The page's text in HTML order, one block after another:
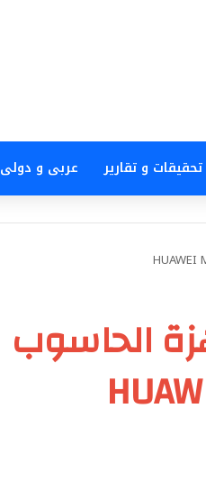
تحقيقات و تقارير عربى و دولى
الحاسوب